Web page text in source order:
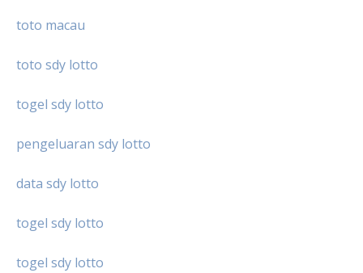
toto macau
toto sdy lotto
togel sdy lotto
pengeluaran sdy lotto
data sdy lotto
togel sdy lotto
togel sdy lotto